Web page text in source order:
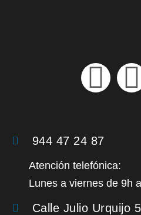
944 47 24 87
Atención telefónica:
Lunes a viernes de 9h
Calle Julio Urquijo